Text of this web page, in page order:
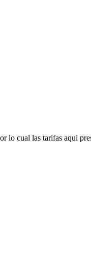
lo cual las tarifas aqui